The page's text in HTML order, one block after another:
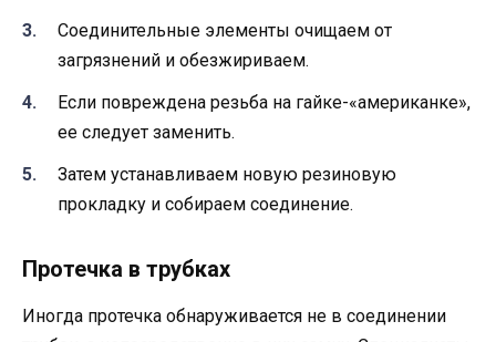
Соединительные элементы очищаем от
загрязнений и обезжириваем.
Если повреждена резьба на гайке-«американке»,
ее следует заменить.
Затем устанавливаем новую резиновую
прокладку и собираем соединение.
Протечка в трубках
Иногда протечка обнаруживается не в соединении